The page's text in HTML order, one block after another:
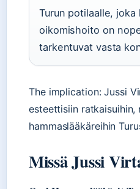
Turun potilaalle,
oikomishoito on
tarkentuvat vasta
The implication: Jussi
esteettisiin
hammaslääkäreihin
Missä Jussi